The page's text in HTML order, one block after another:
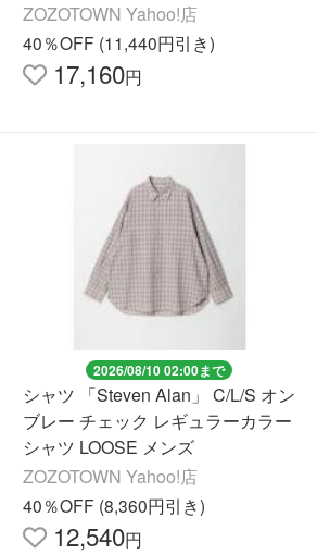
ZOZOTOWN Yahoo!店
40％OFF (11,440円引き)
17,160円
2026/08/10 02:00まで
シャツ 「Steven Alan」 C/L/S オン
ブレー チェック レギュラーカラー
シャツ LOOSE メンズ
ZOZOTOWN Yahoo!店
40％OFF (8,360円引き)
12,540円